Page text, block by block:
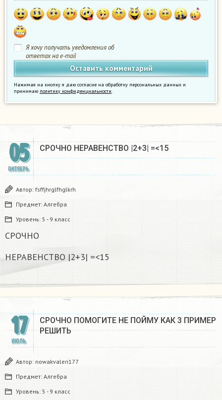
Я хочу получать уведомления об
ответах на e-mail
Нажимая на кнопку я даю согласие на обработку персональных данных и
принимаю политику конфиденциальности.
05
ОКТЯБРЬ
СРОЧНО НЕРАВЕНСТВО |2+3| =<15
Автор: fsffjhrglfhglkrh
Предмет: Алгебра
Уровень: 5 - 9 класс
СРОЧНО
НЕРАВЕНСТВО |2+3| =<15
17
ИЮЛЬ
СРОЧНО ПОМОГИТЕ НЕ ПОЙМУ КАК 3 ПРИМЕР
РЕШИТЬ ​
Автор: nowakvaleri177
Предмет: Алгебра
Уровень: 5 - 9 класс